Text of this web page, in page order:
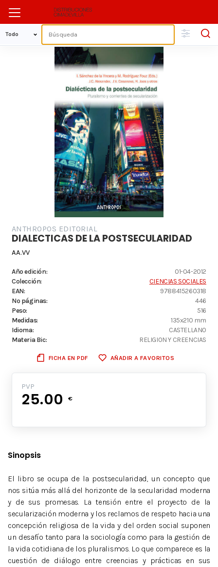
ANTHROPOS EDITORIAL
DIALECTICAS DE LA POSTSECULARIDAD
AA.VV
Año edición:
01-04-2012
Colección:
CIENCIAS SOCIALES
EAN:
9788415260318
Nº páginas:
446
Peso:
516
Medidas:
135x210 mm
Idioma:
CASTELLANO
Materia Bic:
RELIGION Y CREENCIAS
FICHA EN PDF AÑADIR A FAVORITOS
PVP
25.00 €
Sinopsis
El libro se ocupa de la postsecularidad, un concepto que
nos sitúa más allá del horizonte de la secularidad moderna
y de sus promesas. La tensión entre el proyecto de la
secularización moderna y los reclamos de respeto hacia una
concepción religiosa de la vida y del orden social suponen
un desafío tanto para la sociología como para la gestión de
la vida cotidiana de los pluralismos. Lo que comparece es la
cuestión de diálogo entre creencias y prácticas en sus